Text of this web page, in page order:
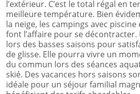
l’extérieur. C’est le total régal en
meilleure température. Bien
la neige, les campings avec
font l’affaire pour se
lors des basses saisons pour
de glisse. Elle pourra vivre un
du commun lors des séances
skié. Des vacances hors saisons
idéale pour un séjour familial